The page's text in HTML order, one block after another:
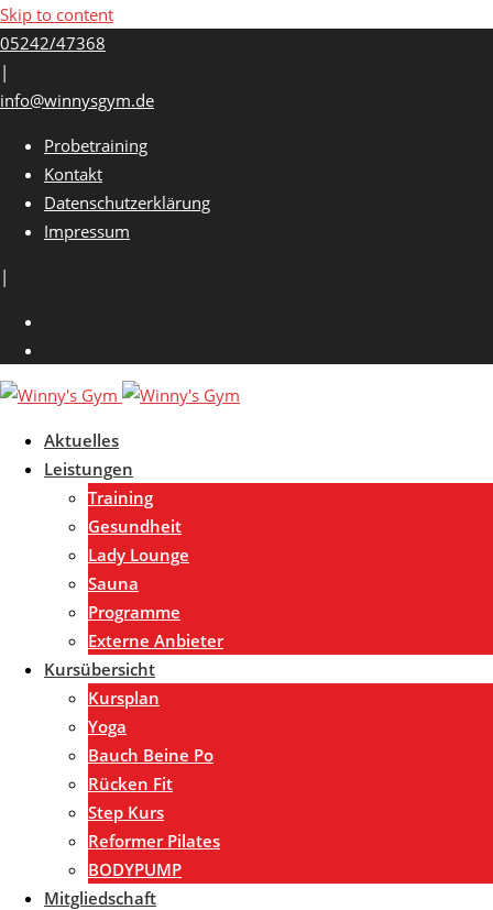
Skip to content
05242/47368
|
info@winnysgym.de
Probetraining
Kontakt
Datenschutzerklärung
Impressum
|
Aktuelles
Leistungen
Training
Gesundheit
Lady Lounge
Sauna
Programme
Externe Anbieter
Kursübersicht
Kursplan
Yoga
Bauch Beine Po
Rücken Fit
Step Kurs
Reformer Pilates
BODYPUMP
Mitgliedschaft